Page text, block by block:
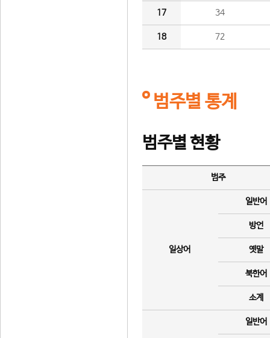
17 34
18 72
범주별 통계
범주별 현황
범주
일상어
일반어
방언
옛말
북한어
소계
일반어